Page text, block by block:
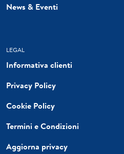
News & Eventi
LEGAL
Informativa clienti
Privacy Policy
Cookie Policy
Termini e Condizioni
Aggiorna privacy